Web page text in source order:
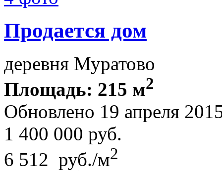
Продается дом
деревня Муратово
Площадь: 215 м2
Обновлено 19 апреля
1 400 000 руб.
6 512 руб./м2